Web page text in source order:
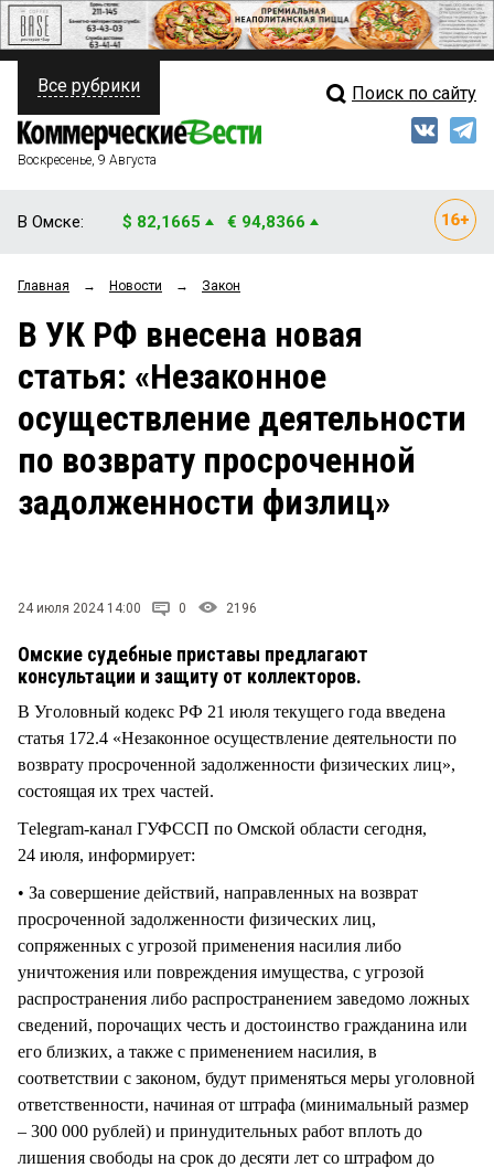
ПОЛИТИКА
ФИНАНСЫ
ОБЩЕСТВО
ЗАКОН
СТИЛЬ ЖИЗНИ
Свежий выпуск
Рейтинги
Блоги
Архив
Все рубрики Поиск по сайту
Воскресенье, 9 Августа
В Омске: $ 82,1665 € 94,8366
Главная → Новости → Закон
В УК РФ внесена новая
статья: «Незаконное
осуществление деятельности
по возврату просроченной
задолженности физлиц»
24 июля 2024 14:00 0 2196
Омские судебные приставы предлагают
консультации и защиту от коллекторов.
В Уголовный кодекс РФ 21 июля текущего года введена
статья 172.4 «Незаконное осуществление деятельности по
возврату просроченной задолженности физических лиц»,
состоящая их трех частей.
Тelegram-канал ГУФССП по Омской области сегодня,
24 июля, информирует:
• За совершение действий, направленных на возврат
просроченной задолженности физических лиц,
сопряженных с угрозой применения насилия либо
уничтожения или повреждения имущества, с угрозой
распространения либо распространением заведомо ложных
сведений, порочащих честь и достоинство гражданина или
его близких, а также с применением насилия, в
соответствии с законом, будут применяться меры уголовной
ответственности, начиная от штрафа (минимальный размер
– 300 000 рублей) и принудительных работ вплоть до
лишения свободы на срок до десяти лет со штрафом до